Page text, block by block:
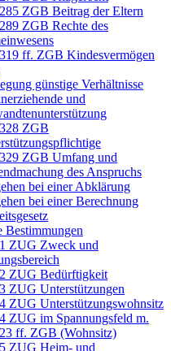
ZGB Beitrag der Eltern
ZGB Rechte des
ff. ZGB Kindesvermögen
günstige Verhältnisse
und
ZGB
ZGB Umfang und
des Anspruchs
bei einer Abklärung
bei einer Berechnung
Bestimmungen
ZUG Zweck und
ZUG Bedürftigkeit
ZUG Unterstützungen
ZUG Unterstützungswohnsitz
ZUG im Spannungsfeld m.
ff. ZGB (Wohnsitz)
ZUG Heim- und